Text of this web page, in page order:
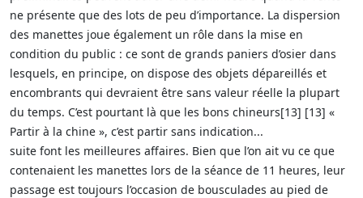
ne présente que des lots de peu d’importance. La dispersion
des manettes joue également un rôle dans la mise en
condition du public : ce sont de grands paniers d’osier dans
lesquels, en principe, on dispose des objets dépareillés et
encombrants qui devraient être sans valeur réelle la plupart
du temps. C’est pourtant là que les bons chineurs[13] [13] «
Partir à la chine », c’est partir sans indication...
suite font les meilleures affaires. Bien que l’on ait vu ce que
contenaient les manettes lors de la séance de 11 heures, leur
passage est toujours l’occasion de bousculades au pied de